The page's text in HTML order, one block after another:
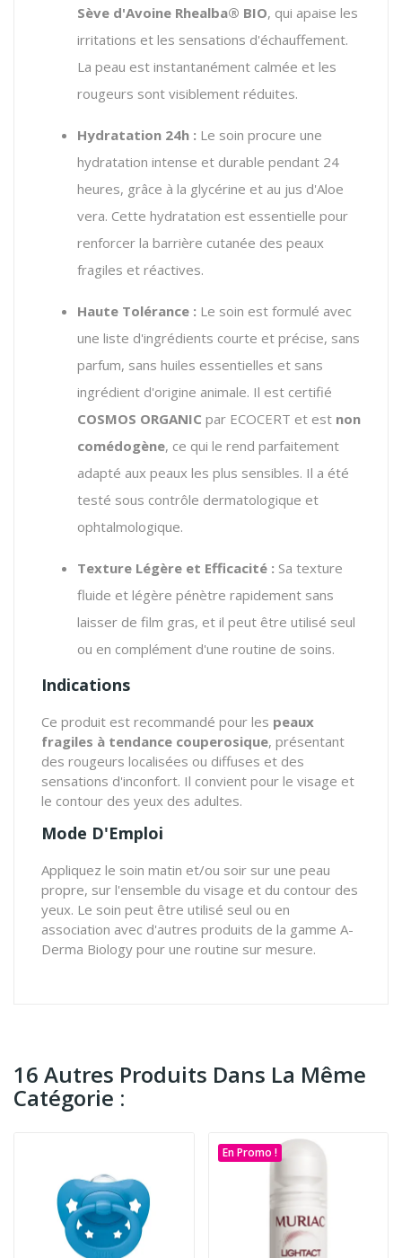
Sève d'Avoine Rhealba® BIO, qui apaise les
irritations et les sensations d'échauffement.
La peau est instantanément calmée et les
rougeurs sont visiblement réduites.
Hydratation 24h : Le soin procure une
hydratation intense et durable pendant 24
heures, grâce à la glycérine et au jus d'Aloe
vera. Cette hydratation est essentielle pour
renforcer la barrière cutanée des peaux
fragiles et réactives.
Haute Tolérance : Le soin est formulé avec
une liste d'ingrédients courte et précise, sans
parfum, sans huiles essentielles et sans
ingrédient d'origine animale. Il est certifié
COSMOS ORGANIC par ECOCERT et est non
comédogène, ce qui le rend parfaitement
adapté aux peaux les plus sensibles. Il a été
testé sous contrôle dermatologique et
ophtalmologique.
Texture Légère et Efficacité : Sa texture
fluide et légère pénètre rapidement sans
laisser de film gras, et il peut être utilisé seul
ou en complément d'une routine de soins.
Indications
Ce produit est recommandé pour les peaux
fragiles à tendance couperosique, présentant
des rougeurs localisées ou diffuses et des
sensations d'inconfort. Il convient pour le visage et
le contour des yeux des adultes.
Mode D'Emploi
Appliquez le soin matin et/ou soir sur une peau
propre, sur l'ensemble du visage et du contour des
yeux. Le soin peut être utilisé seul ou en
association avec d'autres produits de la gamme A-
Derma Biology pour une routine sur mesure.
16 Autres Produits Dans La Même
Catégorie :
En Promo !